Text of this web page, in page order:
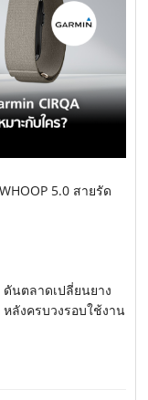
5.0 สายรัด
ดันตลาดเปลี่ยนยาง
ลังครบวงรอบใช้งาน